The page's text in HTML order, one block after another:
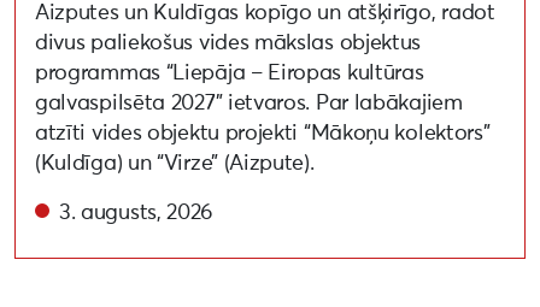
Aizputes un Kuldīgas kopīgo un atšķirīgo, radot
divus paliekošus vides mākslas objektus
programmas “Liepāja – Eiropas kultūras
galvaspilsēta 2027” ietvaros. Par labākajiem
atzīti vides objektu projekti “Mākoņu kolektors”
(Kuldīga) un “Virze” (Aizpute).
3. augusts, 2026